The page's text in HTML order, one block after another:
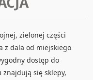
zielonej części
z dala od miejskiego
dostęp do
się sklepy,